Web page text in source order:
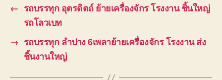
← รถบรรทุก อุตรดิตถ์ ย้ายเครื่องจักร โรงงาน ชิ้นใหญ่
รถโลวเบท
→ รถบรรทุก ลำปาง 6เพลาย้ายเครื่องจักร โรงงาน ส่ง
ชิ้นงานใหญ่